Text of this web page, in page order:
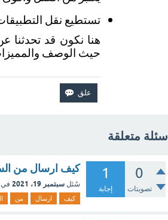
تستطيع نقل
حيث الوصف
اسئلة متعلقة
0
تصويتات
1
إجابة
كيف ارسال من
سُئل سبتمبر 19، 2021 في
كيف ارسال من